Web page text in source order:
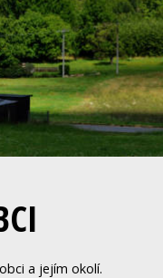
a jejím okolí.